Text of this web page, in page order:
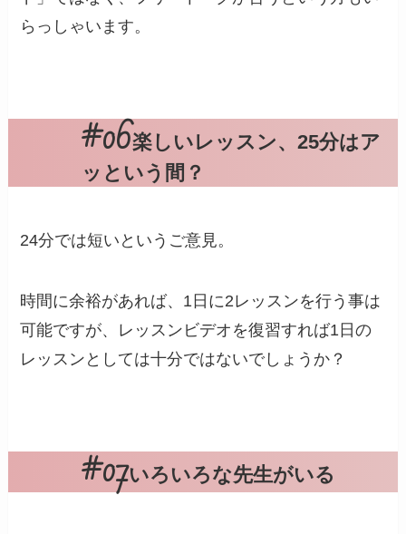
らっしゃいます。
楽しいレッスン、25分はア
ッという間？
24分では短いというご意見。
時間に余裕があれば、1日に2レッスンを行う事は
可能ですが、レッスンビデオを復習すれば1日の
レッスンとしては十分ではないでしょうか？
いろいろな先生がいる